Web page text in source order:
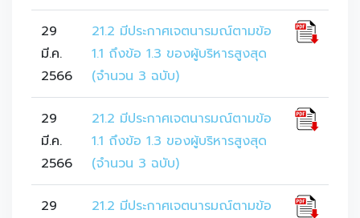
29
มี.ค.
2566
21.2 มีประกาศเจตนารมณ์ตามข้อ
1.1 ถึงข้อ 1.3 ของผู้บริหารสูงสุด
(จำนวน 3 ฉบับ)
29
มี.ค.
2566
21.2 มีประกาศเจตนารมณ์ตามข้อ
1.1 ถึงข้อ 1.3 ของผู้บริหารสูงสุด
(จำนวน 3 ฉบับ)
29
21.2 มีประกาศเจตนารมณ์ตามข้อ